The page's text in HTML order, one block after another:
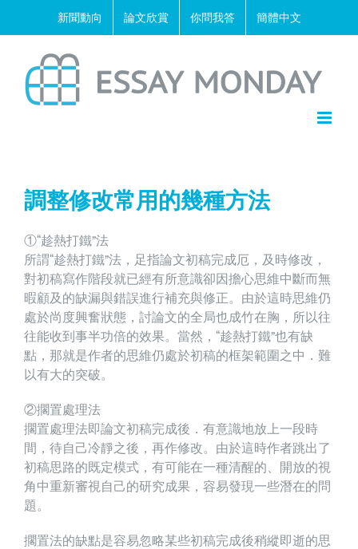
新聞動向 論文欣賞 你問我答 簡體中文
調整修改常用的幾種方法
①“趁熱打鐵”法
所謂“趁熱打鐵”法，足指論文初稿完成厄，及時修改，
對初稿寫作階段就已經有所意識卻因擔心思維中斷而無
暇顧及的缺漏與錯誤進行補充與修正。由於這時思維仍
處於尚度興奮狀態，討論文的全局也成竹在胸，所以往
往能收到事半功倍的效果。當然，“趁熱打鐵”也有缺
點，那就是作者的思維仍處於初稿的框架範圍之中．難
以有大的突破。
②擱置處理法
擱置處理法即論文初稿完成後．有意識地放上一段時
間，待自己冷靜之後，再作修改。由於這時作者跳出了
初稿思路的既定模式，有可能在一種清醒的、開放的視
角中重新審視自己的研究成果，容易發現一些潛在的問
題。
擱置法的缺點是容易忽略某些初稿完成後稍縱即逝的思